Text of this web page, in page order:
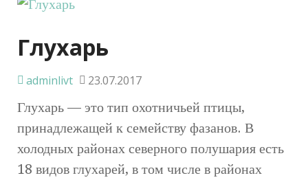
Глухарь
adminlivt 23.07.2017
Глухарь — это тип охотничьей птицы,
принадлежащей к семейству фазанов. В
холодных районах северного полушария есть
18 видов глухарей, в том числе в районах